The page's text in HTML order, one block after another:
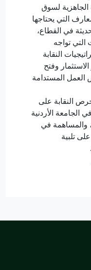
لسوق
التي يحتاجها
في القطاع،
التي تواجه
النقابة
وفتح
المستدامة
النقابة على
الجامعة الأردنية
والمساهمة في
تلبية